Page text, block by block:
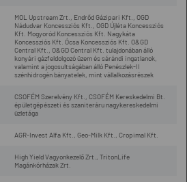
MOL Upstream Zrt., Endrőd Gázipari Kft., OGD
Nádudvar Koncessziós Kft., OGD Újléta Koncessziós
Kft. Mogyoród Koncessziós Kft. Nagykáta
Koncessziós Kft. Ócsa Koncessziós Kft. O&GD
Central Kft., O&GD Central Kft. tulajdonában álló
konyári gázfeldolgozó üzem és sárándi ingatlanok,
valamint a jogosultságában álló Penészlek-II
szénhidrogén bányatelek, mint vállalkozásrészek
CSOFÉM Szerelvény Kft., CSOFÉM Kereskedelmi Bt.
épületgépészeti és szaniteráru nagykereskedelmi
üzletága
AGR-Invest Alfa Kft., Geo-Milk Kft., Cropimal Kft.
High Yield Vagyonkezelő Zrt., TritonLife
Magánkórházak Zrt.